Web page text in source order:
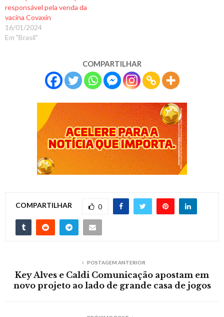
responsável pela venda da
vacina Covaxin
16/01/2024
Em "Brasil"
COMPARTILHAR
COMPARTILHAR 0
POSTAGEM ANTERIOR
Key Alves e Caldi Comunicação apostam em
novo projeto ao lado de grande casa de jogos